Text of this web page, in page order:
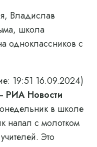
Владислав
школа
одноклассников с
19:51 16.09.2024)
Новости
в школе
напал с молотком
Это